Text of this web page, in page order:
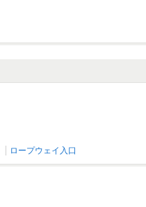
ロープウェイ入口